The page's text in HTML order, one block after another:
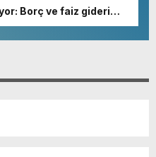
Borç ve faiz gideri